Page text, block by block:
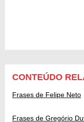
CONTEÚDO
Frases de Felipe Neto
Frases de Gregório